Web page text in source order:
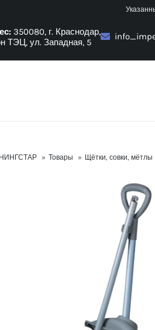
350080, г. Краснодар,
ТЭЦ, ул. Западная, 5
» Товары » Щётки, совки, мётлы